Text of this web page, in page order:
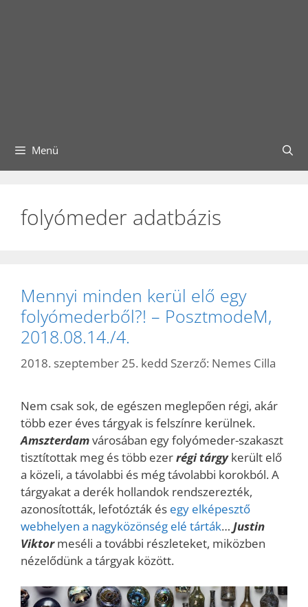
Menü
folyómeder adatbázis
Mennyi minden kerül elő egy
folyómederből?! – PosztmodeM,
2018.08.14./4.
2018. szeptember 25. kedd Szerző: Nemes Cilla
Nem csak sok, de egészen meglepően régi, akár
több ezer éves tárgyak is felszínre kerülnek.
Amszterdamvárosában egy folyómeder-szakaszt
tisztítottak meg és több ezerrégi tárgykerült elő
a közeli, a távolabbi és még távolabbi korokból. A
tárgyakat a derék hollandok rendszerezték,
azonosították, lefotózták és egy elképesztő
webhelyen a nagyközönség elé tárták… Justin
Viktormeséli a további részleteket, miközben
nézelődünk a tárgyak között.